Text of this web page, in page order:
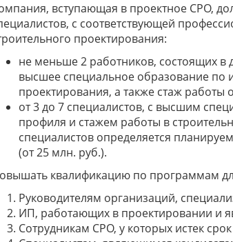
вступающая в проектное СРО,
с соответствующей
проектирования:
не меньше 2 работников, состоящих
высшее специальное образование по
проектирования, а также стаж
от 3 до 7 специалистов, с высшим
профиля и стажем работы в
специалистов определяется
(от 25 млн. руб.).
квалификацию по программам
Руководителям организаций,
ИП, работающих в проектировании и
Сотрудникам СРО, у которых истек